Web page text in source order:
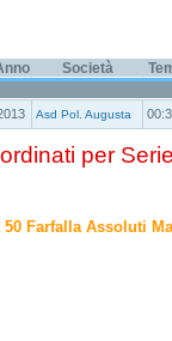
Società
Asd Pol. Augusta
per
Farfalla Assoluti